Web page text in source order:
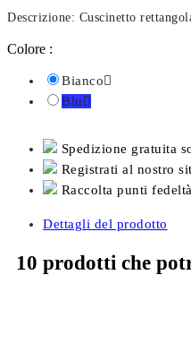
Descrizione: Cuscinetto
Colore :
Bianco
Blu 
Spedizione gratuita
Registrati al nostro
Raccolta punti
Dettagli del prodotto
10 prodotti che